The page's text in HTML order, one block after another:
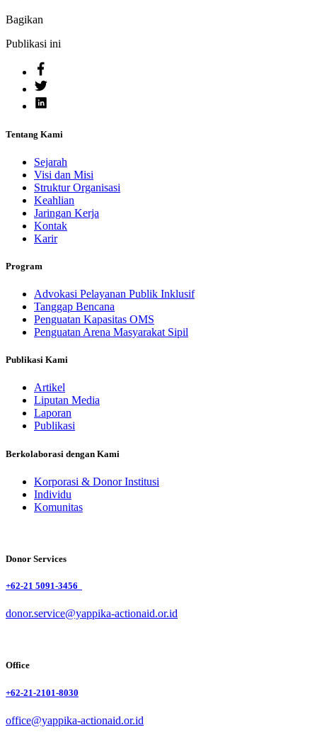
Bagikan
Publikasi ini
Tentang Kami
Sejarah
Visi dan Misi
Struktur Organisasi
Keahlian
Jaringan Kerja
Kontak
Karir
Program
Advokasi Pelayanan Publik Inklusif
Tanggap Bencana
Penguatan Kapasitas OMS
Penguatan Arena Masyarakat Sipil
Publikasi Kami
Artikel
Liputan Media
Laporan
Publikasi
Berkolaborasi dengan Kami
Korporasi & Donor Institusi
Individu
Komunitas
Donor Services
+62-21 5091-3456
donor.service@yappika-actionaid.or.id
Office
+62-21-2101-8030
office@yappika-actionaid.or.id